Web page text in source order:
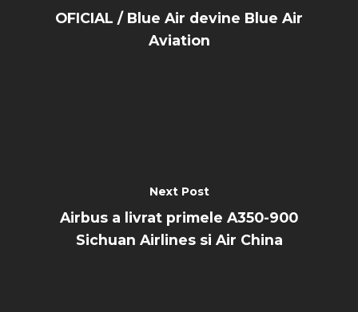
OFICIAL / Blue Air devine Blue Air
Aviation
Next Post
Airbus a livrat primele A350-900
Sichuan Airlines si Air China